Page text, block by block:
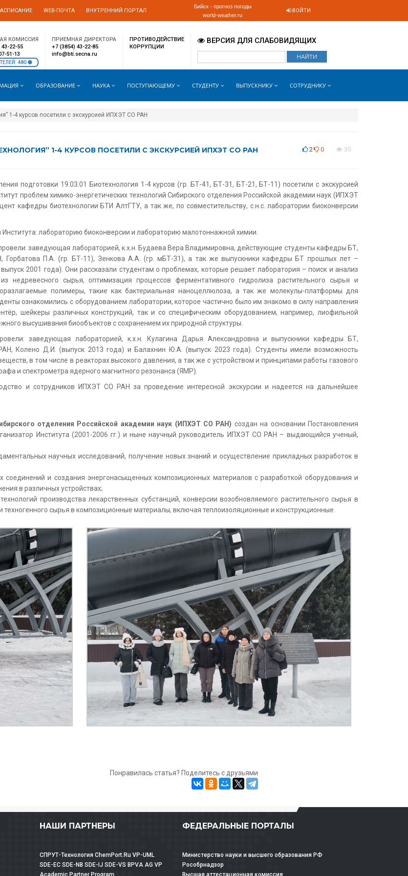
WEB-ПОЧТА ВНУТРЕННИЙ ПОРТАЛ
Бийск - прогноз погоды
world-weather.ru
ВОЙТИ
КОМИССИЯ
43-22-55
51-13
480
ПРИЕМНАЯ ДИРЕКТОРА
+7 (3854) 43-22-85
info@bti.secna.ru
ПРОТИВОДЕЙСТВИЕ
КОРРУПЦИИ
ВЕРСИЯ ДЛЯ СЛАБОВИДЯЩИХ
ОБРАЗОВАНИЕ НАУКА ПОСТУПАЮЩЕМУ СТУДЕНТУ ВЫПУСКНИКУ СОТРУДНИКУ
1-4 курсов посетили с экскурсией ИПХЭТ СО РАН
1-4 КУРСОВ ПОСЕТИЛИ С ЭКСКУРСИЕЙ ИПХЭТ СО РАН 2 0 35
подготовки 19.03.01 Биотехнология 1-4 курсов (гр. БТ-41, БТ-31, БТ-21, БТ-11) посетили с экскурсией
проблем химико-энергетических технологий Сибирского отделения Российской академии наук (ИПХЭТ
кафедры биотехнологии БТИ АлтГТУ, а так же, по совместительству, с.н.с. лаборатории биоконверсии
лабораторию биоконверсии и лабораторию малотоннажной химии.
заведующая лабораторией, к.х.н. Будаева Вера Владимировна, действующие студенты кафедры БТ,
П.А. (гр. БТ-11), Зенкова А.А. (гр. мБТ-31), а так же выпускники кафедры БТ прошлых лет –
2001 года). Они рассказали студентам о проблемах, которые решает лаборатория – поиск и анализ
недревесного сырья, оптимизация процессов ферментативного гидролиза растительного сырья и
полимеры, такие как бактериальная наноцеллюлоза, а так же молекулы-платформы для
ознакомились с оборудованием лаборатории, которое частично было им знакомо в силу направления
шейкеры различных конструкций, так и со специфическим оборудованием, например, лиофильной
высушивания биообъектов с сохранением их природной структуры.
заведующая лабораторией, к.х.н. Кулагина Дарья Александровна и выпускники кафедры БТ,
Колено Д.И. (выпуск 2013 года) и Балахнин Ю.А. (выпуск 2023 года). Студенты имели возможность
в том числе в реакторах высокого давления, а так же с устройством и принципами работы газового
и спектрометра ядерного магнитного резонанса (ЯМР).
и сотрудников ИПХЭТ СО РАН за проведение интересной экскурсии и надеется на дальнейшее
отделения Российской академии наук (ИПХЭТ СО РАН) создан на основании Постановления
Института (2001-2006 гг.) и ныне научный руководитель ИПХЭТ СО РАН – выдающийся ученый,
научных исследований, получение новых знаний и осуществление прикладных разработок в
соединений и создания энергонасыщенных композиционных материалов с разработкой оборудования и
в различных устройствах;
производства лекарственных субстанций, конверсии возобновляемого растительного сырья в
сырья в композиционные материалы, включая теплоизоляционные и конструкционные.
Понравилась статья? Поделитесь с друзьями
НАШИ ПАРТНЕРЫ
СПРУТ-Технология ChemPort.Ru VP-UML
SDE-EC SDE-NB SDE-IJ SDE-VS BPVA AG VP
Academic Partner Program
ФЕДЕРАЛЬНЫЕ ПОРТАЛЫ
Министерство науки и высшего образования РФ
Рособрнадзор
Высшая аттестационная комиссия